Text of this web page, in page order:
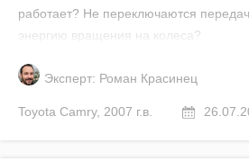
работает? Не переключаются
энергию вращения на колеса?
Эксперт: Роман Красинец
Toyota Camry, 2007 г.в.